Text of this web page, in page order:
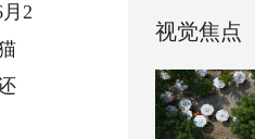
2
视觉焦点